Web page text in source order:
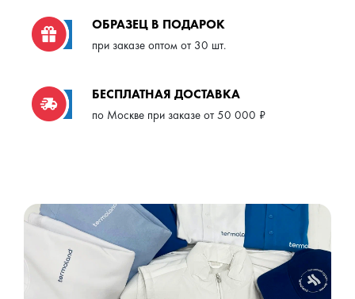
ОБРАЗЕЦ В ПОДАРОК
при заказе оптом от 30 шт.
БЕСПЛАТНАЯ ДОСТАВКА
по Москве при заказе от 50 000 ₽